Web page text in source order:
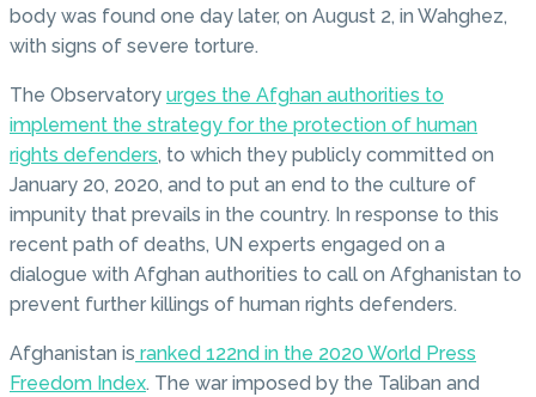
body was found one day later, on August 2, in Wahghez,
with signs of severe torture.
The Observatory urges the Afghan authorities to
implement the strategy for the protection of human
rights defenders, to which they publicly committed on
January 20, 2020, and to put an end to the culture of
impunity that prevails in the country. In response to this
recent path of deaths, UN experts engaged on a
dialogue with Afghan authorities to call on Afghanistan to
prevent further killings of human rights defenders.
Afghanistan is ranked 122nd in the 2020 World Press
Freedom Index. The war imposed by the Taliban and